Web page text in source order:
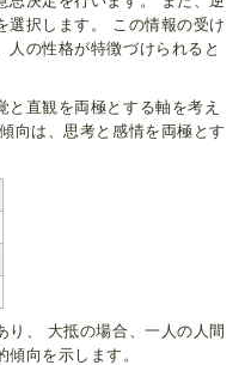
選択します。 この情報の受け
人の性格が特徴づけられると
直観を両極とする軸を考え
向は、思考と感情を両極とす
り、 大抵の場合、一人の人間
向を示します。